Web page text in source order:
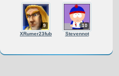
9
XRumer23fub
10
Stevennot